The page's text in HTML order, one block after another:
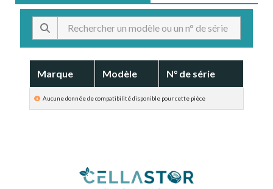
Marque Modèle N° de série